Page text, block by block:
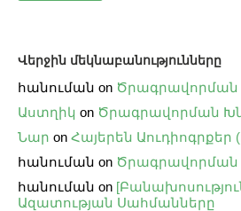
Վերջին մեկնաբանությունները
հանուման on Ծրագրավորման
Աստղիկ on Ծրագրավորման
Նար on Հայերեն Աուդիոգրքեր
հանուման on Ծրագրավորման
հանուման on
Ազատության Սահմանները